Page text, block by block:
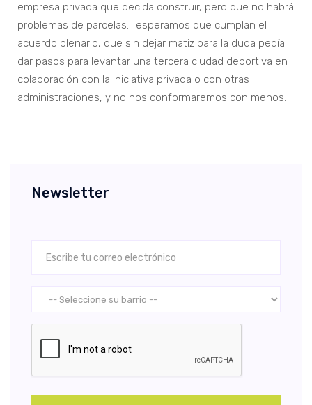
empresa privada que decida construir, pero que no habrá
problemas de parcelas… esperamos que cumplan el
acuerdo plenario, que sin dejar matiz para la duda pedía
dar pasos para levantar una tercera ciudad deportiva en
colaboración con la iniciativa privada o con otras
administraciones, y no nos conformaremos con menos.
Newsletter